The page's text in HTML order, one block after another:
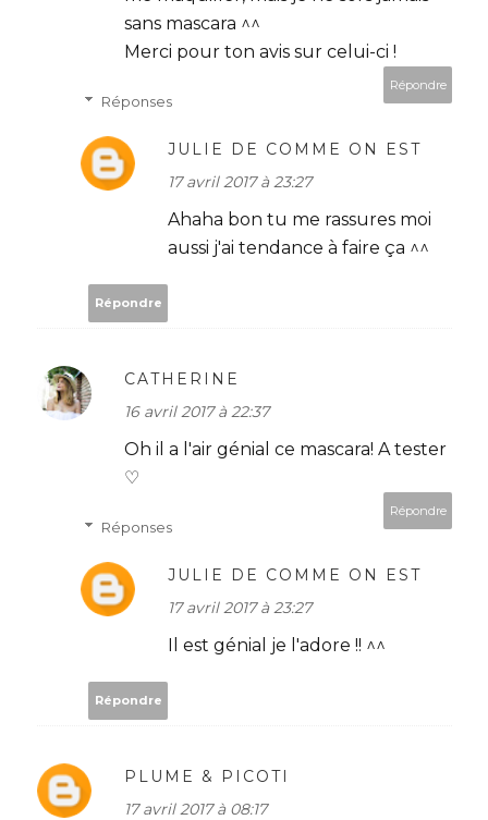
sans mascara ^^
Merci pour ton avis sur celui-ci !
Répondre
Réponses
JULIE DE COMME ON EST
17 avril 2017 à 23:27
Ahaha bon tu me rassures moi
aussi j'ai tendance à faire ça ^^
Répondre
CATHERINE
16 avril 2017 à 22:37
Oh il a l'air génial ce mascara! A tester
♡
Répondre
Réponses
JULIE DE COMME ON EST
17 avril 2017 à 23:27
Il est génial je l'adore !! ^^
Répondre
PLUME & PICOTI
17 avril 2017 à 08:17